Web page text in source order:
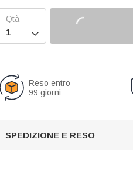

Reso entro
99 giorni
SPEDIZIONE E RESO